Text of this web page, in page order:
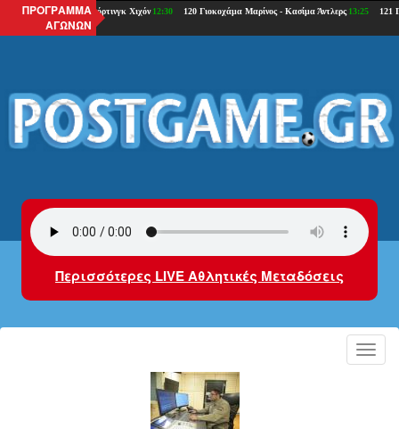
ΠΡΟΓΡΑΜΜΑ
ΑΓΩΝΩΝ
Περισσότερες LIVE Αθλητικές Μεταδόσεις